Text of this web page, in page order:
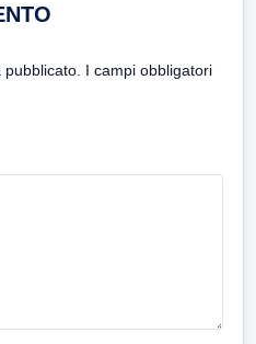
I campi obbligatori